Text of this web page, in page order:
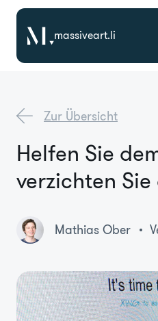
massiveart.li
Referenzen
Branchen
Über Uns
Zur Übersicht
Helfen Sie
verzichten Sie
Mathias Ober